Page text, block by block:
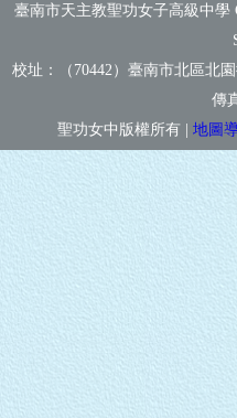
臺南市天主教聖功女子高級中學
校址：（70442）臺南市北區北
傳
聖功女中版權所有 | 地圖